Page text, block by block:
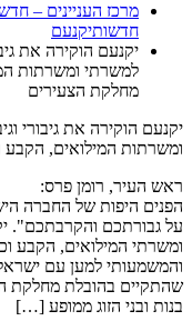
מרכז העניינים –
חדשותיקנעם
יקנעם הוקירה את
למשרתי ומשרתות
מחלקת הצעירים
יקנעם הוקירה את גיבורי
ומשרתות המילואים, הקבע
ראש
הפנים היפות של החברה
על גבורתכם והקרבתכם".
ומשרתי המילואים, הקבע
והמשמעותי למען עם
שהתקיים בהובלת מחלקת
בנות ובני הזוג ממופע […]